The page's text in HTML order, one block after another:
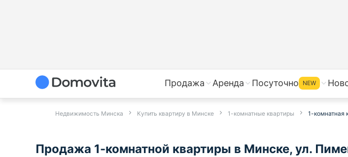
Продажа Аренда Посуточно NEW
Недвижимость Минска Купить квартиру в Минске 1-комнатные квартиры 1-комнатная
Продажа 1-комнатной квартиры в Минске, ул.